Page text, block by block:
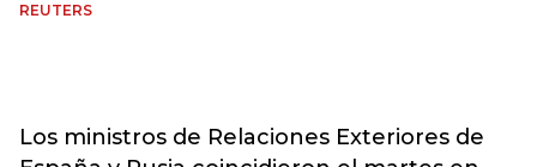
REUTERS
Los ministros de Relaciones Exteriores de